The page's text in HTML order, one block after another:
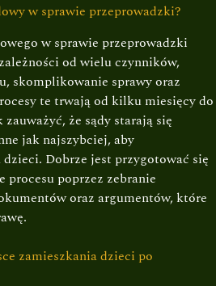
w sprawie przeprowadzki?
w sprawie przeprowadzki
od wielu czynników,
skomplikowanie sprawy oraz
te trwają od kilku miesięcy do
że sądy starają się
jak najszybciej, aby
Dobrze jest przygotować się
procesu poprzez zebranie
oraz argumentów, które
zamieszkania dzieci po